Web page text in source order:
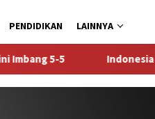
PENDIDIKAN LAINNYA
Comeback 3-2 atas